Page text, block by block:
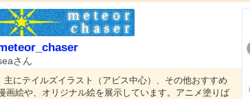
さん
主にテイルズイラスト（アビス中心）、その他おすすめ
画絵や、オリジナル絵を展示しています。アニメ塗りば